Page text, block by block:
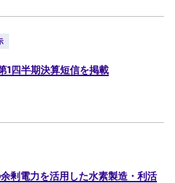
1四半期決算短信を掲載
剰電力を活用した水素製造・利活